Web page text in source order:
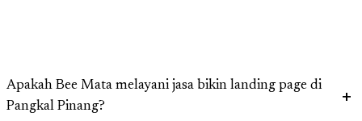
Apakah Bee Mata melayani jasa bikin landing page di
Pangkal Pinang?